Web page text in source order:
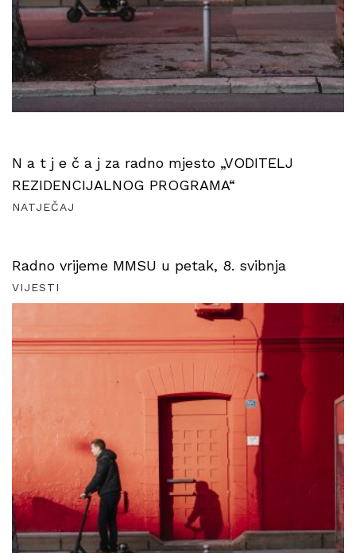
N a t j e č a j za radno mjesto „VODITELJ
REZIDENCIJALNOG PROGRAMA“
NATJEČAJ
Radno vrijeme MMSU u petak, 8. svibnja
VIJESTI